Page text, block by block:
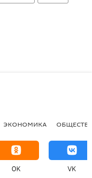
ЭКОНОМИКА
OK VK